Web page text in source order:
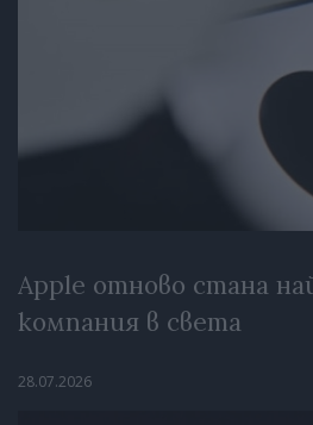
Apple отново стана
компания в света
28.07.2026